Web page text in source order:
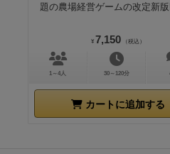
題の農場経営ゲームの改定新
¥ 7,150 （税込）
1～4人 30～120分
カートに追加する